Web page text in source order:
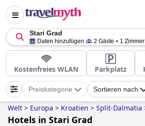
Stari Grad
Daten hinzufügen 2 Gäste 1 Zimmer
Kostenfreies WLAN Parkplatz
Preiskategorie Sortieren nach
Welt > Europa > Kroatien > Split-Dalmatia
Hotels in Stari Grad